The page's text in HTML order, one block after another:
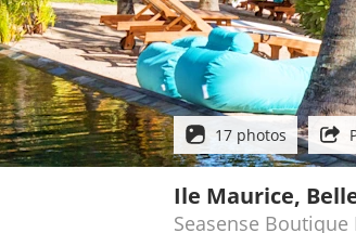
17 photos
Ile Maurice,
Seasense